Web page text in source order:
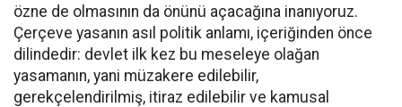
özne de olmasının da önünü açacağına inanıyoruz.
Çerçeve yasanın asıl politik anlamı, içeriğinden önce
dilindedir: devlet ilk kez bu meseleye olağan
yasamanın, yani müzakere edilebilir,
gerekçelendirilmiş, itiraz edilebilir ve kamusal